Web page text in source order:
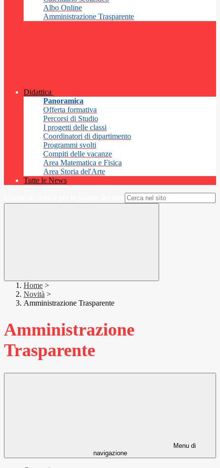
Albo Online
Amministrazione Trasparente
Didattica
Panoramica
Offerta formativa
Percorsi di Studio
I progetti delle classi
Coordinatori di dipartimento
Programmi svolti
Compiti delle vacanze
Area Matematica e Fisica
Area Storia del'Arte
Tutte le News
Home >
Novità >
Amministrazione Trasparente
Amministrazione
Trasparente
Menu di
navigazione